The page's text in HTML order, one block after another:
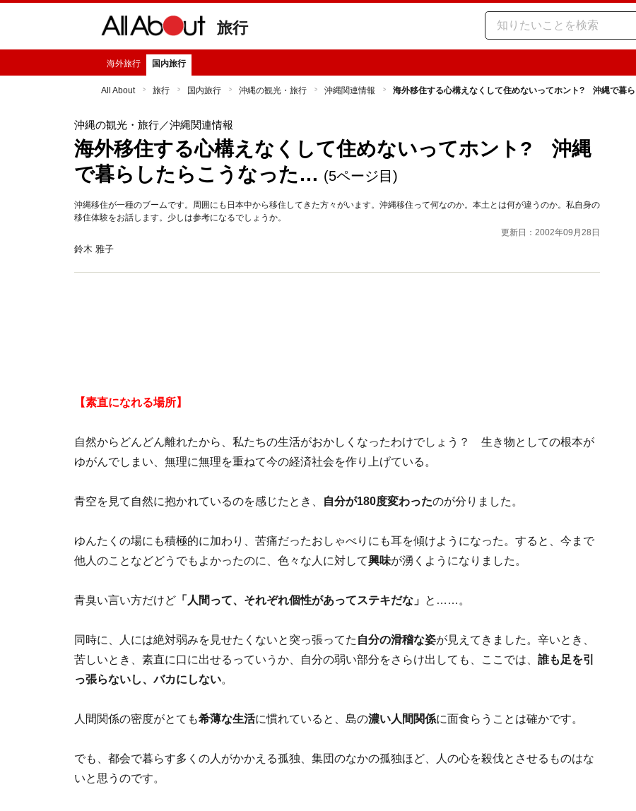
旅行
海外旅行 国内旅行
All About 旅行 国内旅行 沖縄の観光・旅行 沖縄関連情報 海外移住する心構えなくして住めないってホント? 沖縄で暮
沖縄の観光・旅行／沖縄関連情報
海外移住する心構えなくして住めないってホント? 沖縄
で暮らしたらこうなった… (5ページ目)
沖縄移住が一種のブームです。周囲にも日本中から移住してきた方々がいます。沖縄移住って何なのか。本土とは何が違うのか。私自身の
移住体験をお話します。少しは参考になるでしょうか。
更新日：2002年09月28日
鈴木 雅子
【素直になれる場所】
自然からどんどん離れたから、私たちの生活がおかしくなったわけでしょう？ 生き物としての根本が
ゆがんでしまい、無理に無理を重ねて今の経済社会を作り上げている。
青空を見て自然に抱かれているのを感じたとき、 自分が180度変わったのが分りました。
ゆんたくの場にも積極的に加わり、苦痛だったおしゃべりにも耳を傾けようになった。すると、今まで
他人のことなどどうでもよかったのに、色々な人に対して興味が湧くようになりました。
青臭い言い方だけど 「人間って、それぞれ個性があってステキだな」 と……。
同時に、人には絶対弱みを見せたくないと突っ張ってた 自分の滑稽な姿が見えてきました。辛いとき、
苦しいとき、素直に口に出せるっていうか、自分の弱い部分をさらけ出しても、ここでは、 誰も足を引
っ張らないし、バカにしない。
人間関係の密度がとても希薄な生活に慣れていると、島の濃い人間関係に面食らうことは確かです。
でも、都会で暮らす多くの人がかかえる孤独、集団のなかの孤独ほど、人の心を殺伐とさせるものはな
いと思うのです。